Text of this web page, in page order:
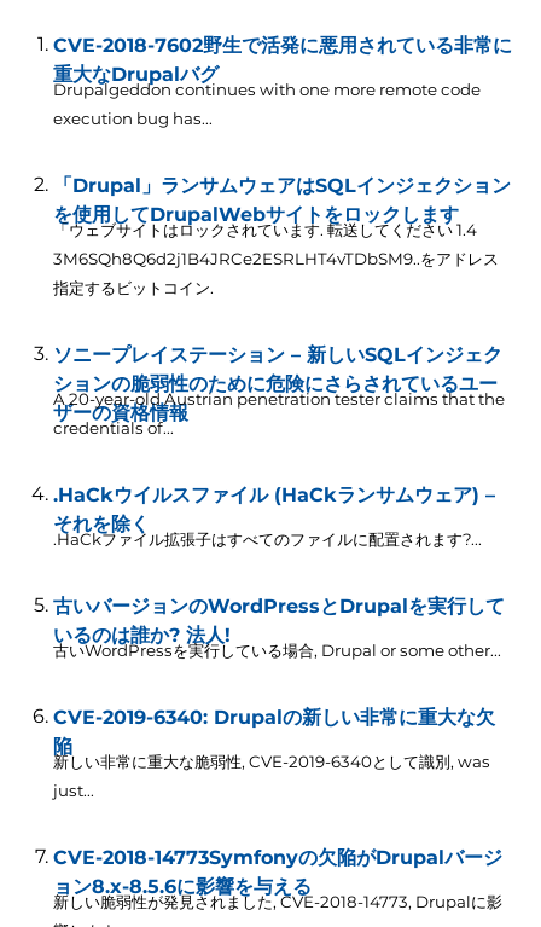
CVE-2018-7602野生で活発に悪用されている非常に
重大なDrupalバグ
Drupalgeddon continues with one more remote code
execution bug has...
「Drupal」ランサムウェアはSQLインジェクション
を使用してDrupalWebサイトをロックします
「ウェブサイトはロックされています. 転送してください 1.4
3M6SQh8Q6d2j1B4JRCe2ESRLHT4vTDbSM9..をアドレス
指定するビットコイン.
ソニープレイステーション – 新しいSQLインジェク
ションの脆弱性のために危険にさらされているユー
ザーの資格情報
A 20-year-old Austrian penetration tester claims that the
credentials of...
.HaCkウイルスファイル (HaCkランサムウェア) –
それを除く
.HaCkファイル拡張子はすべてのファイルに配置されます?...
古いバージョンのWordPressとDrupalを実行して
いるのは誰か? 法人!
古いWordPressを実行している場合, Drupal or some other...
CVE-2019-6340: Drupalの新しい非常に重大な欠
陥
新しい非常に重大な脆弱性, CVE-2019-6340として識別, was
just...
CVE-2018-14773Symfonyの欠陥がDrupalバージ
ョン8.x-8.5.6に影響を与える
新しい脆弱性が発見されました, CVE-2018-14773, Drupalに影